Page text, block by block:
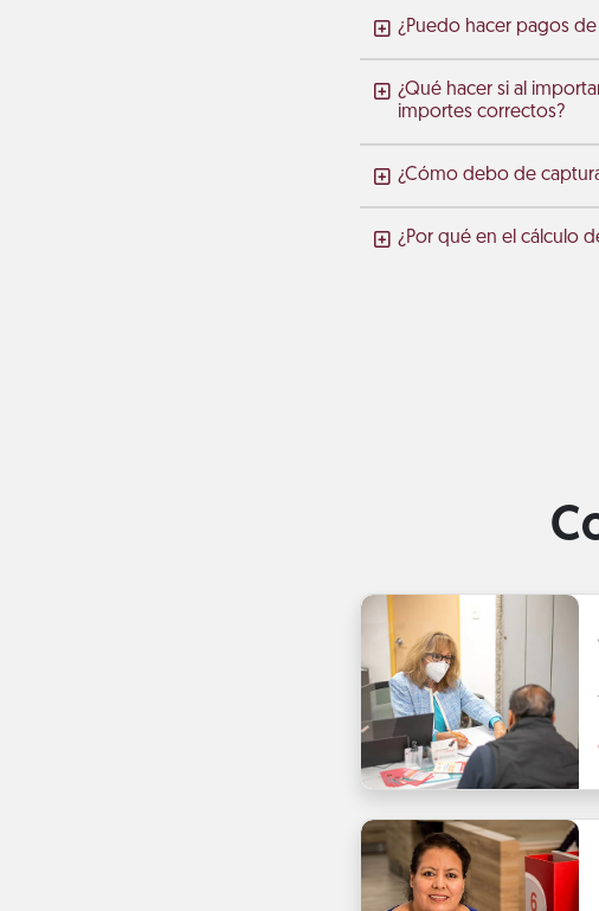
¿Puedo hacer pagos
¿Qué hacer si al
importes correctos?
¿Cómo debo de
¿Por qué en el cálculo